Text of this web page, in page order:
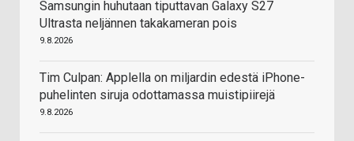
Samsungin huhutaan tiputtavan Galaxy S27
Ultrasta neljännen takakameran pois
9.8.2026
Tim Culpan: Applella on miljardin edestä iPhone-
puhelinten siruja odottamassa muistipiirejä
9.8.2026